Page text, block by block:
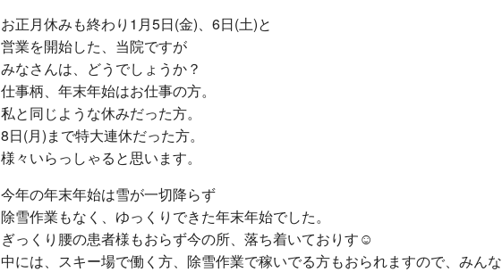
お正月休みも終わり1月5日(金)、6日(土)と
営業を開始した、当院ですが
みなさんは、どうでしょうか？
仕事柄、年末年始はお仕事の方。
私と同じような休みだった方。
8日(月)まで特大連休だった方。
様々いらっしゃると思います。
今年の年末年始は雪が一切降らず
除雪作業もなく、ゆっくりできた年末年始でした。
ぎっくり腰の患者様もおらず今の所、落ち着いておりす☺️
中には、スキー場で働く方、除雪作業で稼いでる方もおられますので、みんな